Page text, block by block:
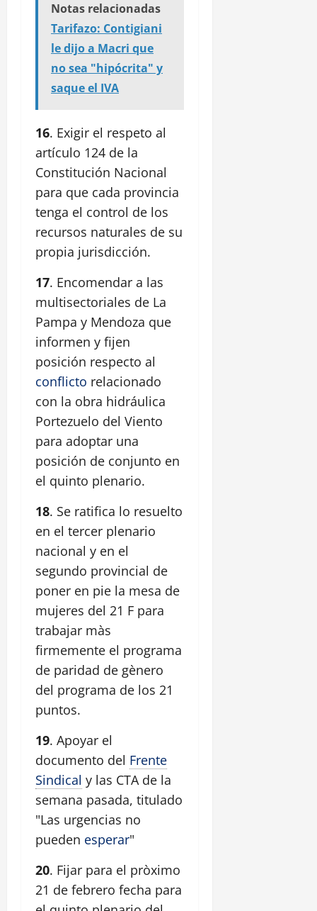
Notas relacionadas
Tarifazo: Contigiani
le dijo a Macri que
no sea "hipócrita" y
saque el IVA
16. Exigir el respeto al
artículo 124 de la
Constitución Nacional
para que cada provincia
tenga el control de los
recursos naturales de su
propia jurisdicción.
17. Encomendar a las
multisectoriales de La
Pampa y Mendoza que
informen y fijen
posición respecto al
conflicto relacionado
con la obra hidráulica
Portezuelo del Viento
para adoptar una
posición de conjunto en
el quinto plenario.
18. Se ratifica lo resuelto
en el tercer plenario
nacional y en el
segundo provincial de
poner en pie la mesa de
mujeres del 21 F para
trabajar màs
firmemente el programa
de paridad de gènero
del programa de los 21
puntos.
19. Apoyar el
documento del Frente
Sindical y las CTA de la
semana pasada, titulado
"Las urgencias no
pueden esperar"
20. Fijar para el pròximo
21 de febrero fecha para